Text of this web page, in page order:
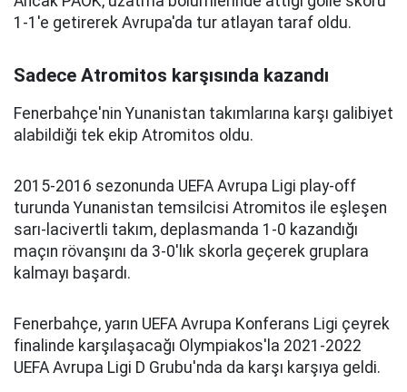
1-1'e getirerek Avrupa'da tur atlayan taraf oldu.
Sadece Atromitos karşısında kazandı
Fenerbahçe'nin Yunanistan takımlarına karşı galibiyet
alabildiği tek ekip Atromitos oldu.
2015-2016 sezonunda UEFA Avrupa Ligi play-off
turunda Yunanistan temsilcisi Atromitos ile eşleşen
sarı-lacivertli takım, deplasmanda 1-0 kazandığı
maçın rövanşını da 3-0'lık skorla geçerek gruplara
kalmayı başardı.
Fenerbahçe, yarın UEFA Avrupa Konferans Ligi çeyrek
finalinde karşılaşacağı Olympiakos'la 2021-2022
UEFA Avrupa Ligi D Grubu'nda da karşı karşıya geldi.